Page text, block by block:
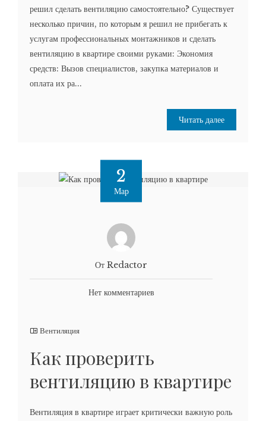
решил сделать вентиляцию самостоятельно? Существует
несколько причин, по которым я решил не прибегать к
услугам профессиональных монтажников и сделать
вентиляцию в квартире своими руками: Экономия
средств: Вызов специалистов, закупка материалов и
оплата их ра...
Читать далее
2
Мар
От Redactor
Нет комментариев
Вентиляция
Как проверить
вентиляцию в квартире
Вентиляция в квартире играет критически важную роль